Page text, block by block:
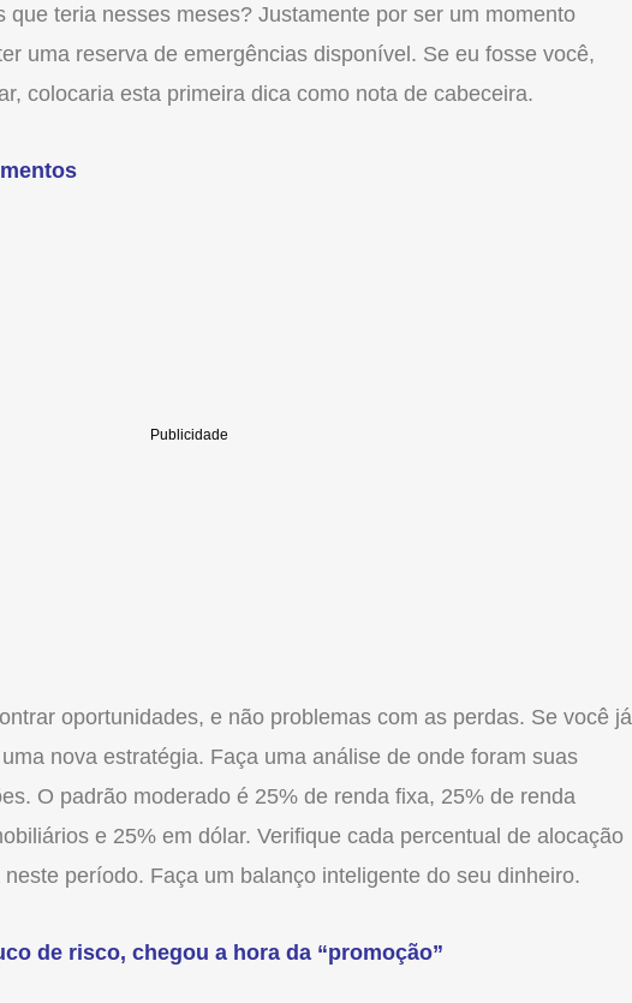
que teria nesses meses? Justamente por ser um momento
uma reserva de emergências disponível. Se eu fosse você,
colocaria esta primeira dica como nota de cabeceira.
oportunidades, e não problemas com as perdas. Se você já
nova estratégia. Faça uma análise de onde foram suas
O padrão moderado é 25% de renda fixa, 25% de renda
e 25% em dólar. Verifique cada percentual de alocação
período. Faça um balanço inteligente do seu dinheiro.
de risco, chegou a hora da “promoção”